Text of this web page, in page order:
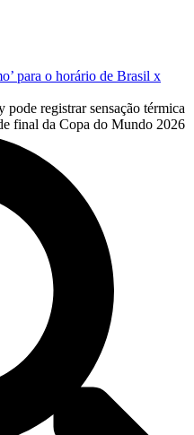
para o horário de Brasil x
registrar sensação térmica
final da Copa do Mundo 2026